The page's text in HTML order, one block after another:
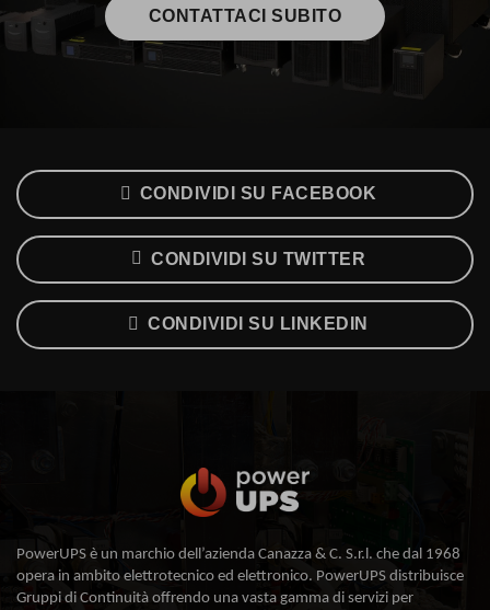
CONTATTACI SUBITO
CONDIVIDI SU FACEBOOK
CONDIVIDI SU TWITTER
CONDIVIDI SU LINKEDIN
PowerUPS è un marchio dell’azienda Canazza & C. S.r.l. che dal 1968
opera in ambito elettrotecnico ed elettronico. PowerUPS distribuisce
Gruppi di Continuità offrendo una vasta gamma di servizi per